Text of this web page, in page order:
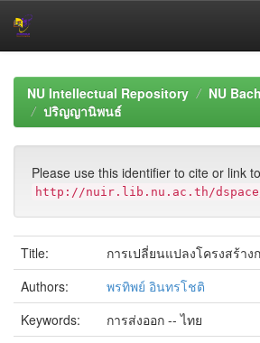
navigationNU Intellectual Repository
NU
ปริญญานิพนธ์
Please use this identifier to cite or link
http://nuir.lib.nu.ac.th/dspace/
Title:
การเปลี่ยนแปลงโครงสร้าง
Authors:
พรทิพย์ อินทรโชติ
Keywords:
การส่งออก -- ไทย